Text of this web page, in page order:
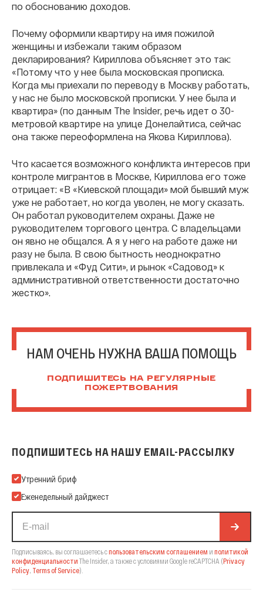
по обоснованию доходов.
Почему оформили квартиру на имя пожилой
женщины и избежали таким образом
декларирования? Кириллова объясняет это так:
«Потому что у нее была московская прописка.
Когда мы приехали по переводу в Москву работать,
у нас не было московской прописки. У нее была и
квартира» (по данным The Insider, речь идет о 30-
метровой квартире на улице Донелайтиса, сейчас
она также переоформлена на Якова Кириллова).
Что касается возможного конфликта интересов при
контроле мигрантов в Москве, Кириллова его тоже
отрицает: «В «Киевской площади» мой бывший муж
уже не работает, но когда уволен, не могу сказать.
Он работал руководителем охраны. Даже не
руководителем торгового центра. С владельцами
он явно не общался. А я у него на работе даже ни
разу не была. В свою бытность неоднократно
привлекала и «Фуд Сити», и рынок «Садовод» к
административной ответственности достаточно
жестко».
НАМ ОЧЕНЬ НУЖНА ВАША ПОМОЩЬ
ПОДПИШИТЕСЬ НА РЕГУЛЯРНЫЕ
ПОЖЕРТВОВАНИЯ
ПОДПИШИТЕСЬ НА НАШУ EMAIL-РАССЫЛКУ
Подпишитесь на нашу Email-рассылку
Утренний бриф
Еженедельный дайджест
Подписываясь, вы соглашаетесь спользовательским соглашением и политикой
конфиденциальности The Insider, а также с условиями Google reCAPTCHA (Privacy
Policy, Terms of Service).